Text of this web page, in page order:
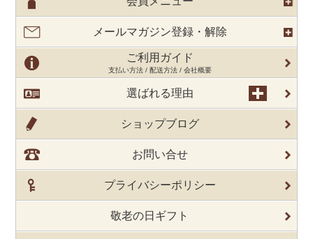
メールマガジン登録・解除
ご利用ガイド
支払い方法 / 配送方法 / 会社概要
選ばれる理由
ショップブログ
お問い合せ
プライバシーポリシー
敬老の日ギフト